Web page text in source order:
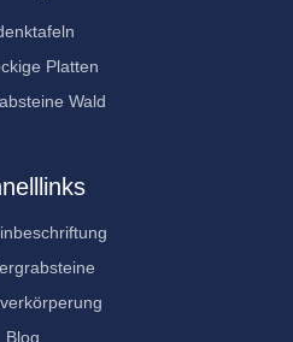
Platten
Wald
Blog